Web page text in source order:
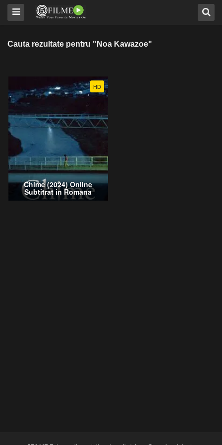
Cauta rezultate pentru "Noa Kawazoe"
HD
Chime (2024) Online
Subtitrat in Romana